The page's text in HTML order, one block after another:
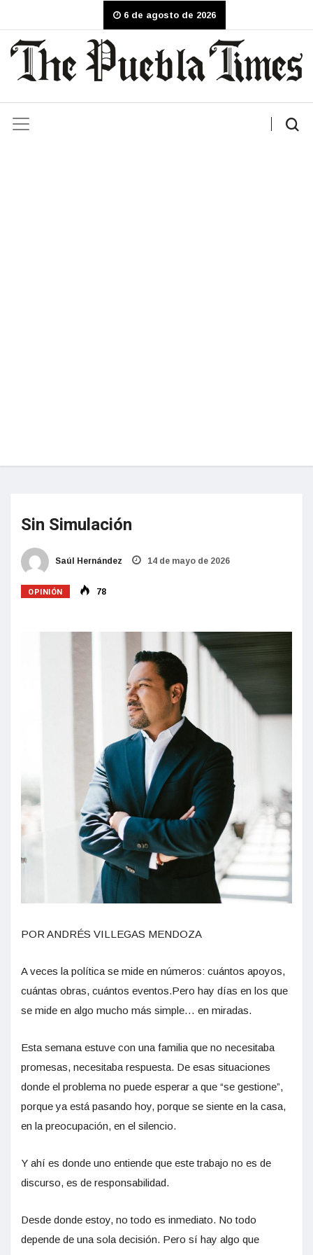
6 de agosto de 2026
Sin Simulación
Saúl Hernández 14 de mayo de 2026
OPINIÓN 78
POR ANDRÉS VILLEGAS MENDOZA
A veces la política se mide en números: cuántos apoyos,
cuántas obras, cuántos eventos.Pero hay días en los que
se mide en algo mucho más simple… en miradas.
Esta semana estuve con una familia que no necesitaba
promesas, necesitaba respuesta. De esas situaciones
donde el problema no puede esperar a que “se gestione”,
porque ya está pasando hoy, porque se siente en la casa,
en la preocupación, en el silencio.
Y ahí es donde uno entiende que este trabajo no es de
discurso, es de responsabilidad.
Desde donde estoy, no todo es inmediato. No todo
depende de una sola decisión. Pero sí hay algo que